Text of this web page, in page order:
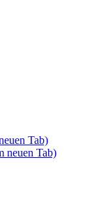
Tab)
neuen Tab)